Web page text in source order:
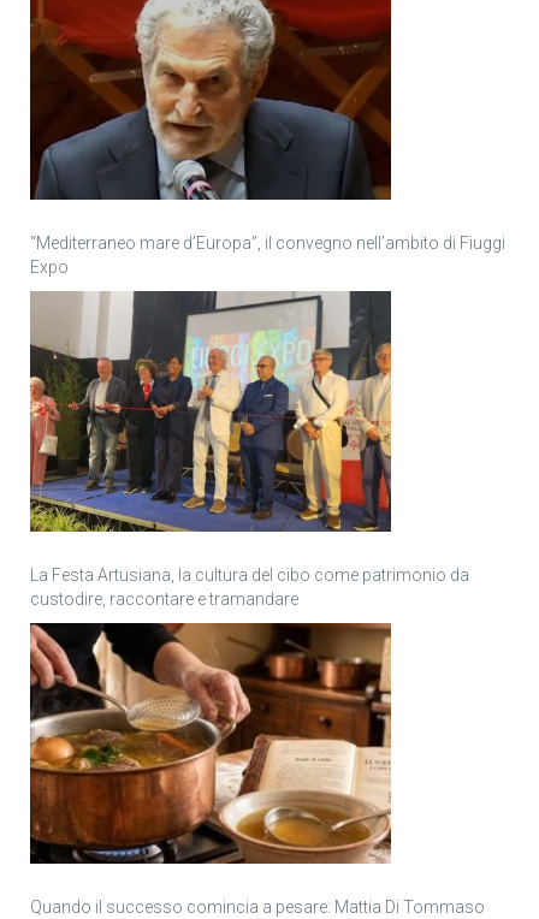
“Mediterraneo mare d’Europa”, il convegno nell’ambito di Fiuggi
Expo
La Festa Artusiana, la cultura del cibo come patrimonio da
custodire, raccontare e tramandare
Quando il successo comincia a pesare: Mattia Di Tommaso